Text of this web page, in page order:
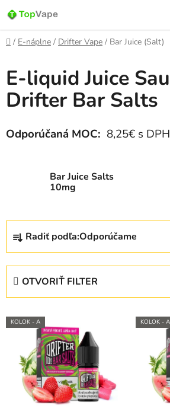
na
obsah
Domov
/ E-náplne / Drifter Vape / Bar Juice (Salt)
E-liquid Juice
Drifter Bar Salts
Odporúčaná MOC: 8,25€ s DPH
Bar Juice Salts
10mg
R
d
e
Radiť podľa:Odporúčame
OTVORIŤ FILTER
V
ý
KOLOK - A KOLOK - A